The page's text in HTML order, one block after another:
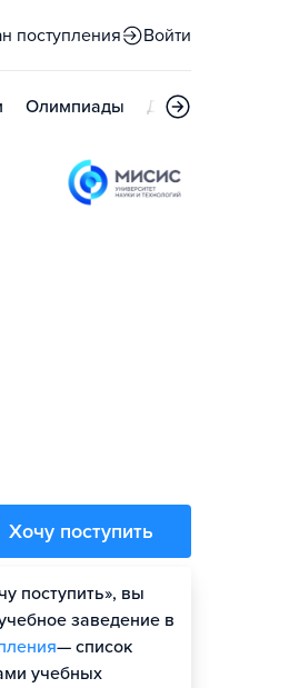
поступления Войти
Олимпиады Дни открытых
Хочу поступить
поступить», вы
заведение в
— список
учебных
шансы